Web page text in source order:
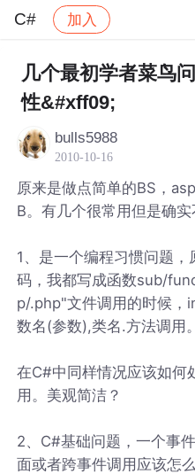
C# 加入
社区 C# 帖子详情
几个最初学者菜鸟
性&#xff09;
bulls5988
2010-10-16
原来是做点简单的BS，
B。有几个很常用但是确实
1、是一个编程习惯问题
码，我都写成函数sub/
p/.php"文件调用的时候
数名(参数),类名.方法调用。
在C#中同样情况应该如何
用。美观简洁？
2、C#基础问题，一个事
面或者跨事件调用应该怎